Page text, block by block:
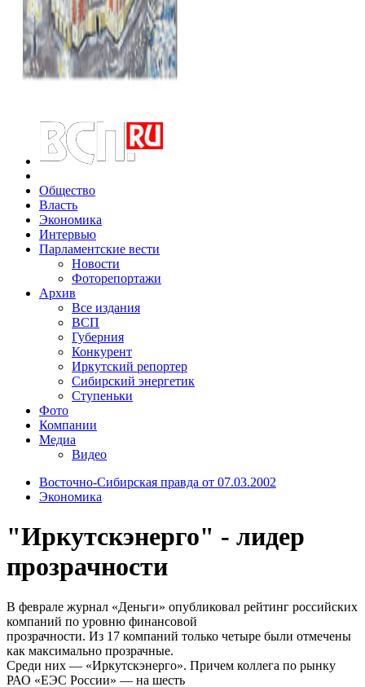
Общество
Власть
Экономика
Интервью
Парламентские вести
Новости
Фоторепортажи
Архив
Все издания
ВСП
Губерния
Конкурент
Иркутский репортер
Сибирский энергетик
Ступеньки
Фото
Компании
Медиа
Видео
Восточно-Сибирская правда от 07.03.2002
Экономика
"Иркутскэнерго" - лидер
прозрачности
В феврале журнал «Деньги» опубликовал рейтинг российских
компаний по уровню финансовой
прозрачности. Из 17 компаний только четыре были отмечены
как максимально прозрачные.
Среди них — «Иркутскэнерго». Причем коллега по рынку
РАО «ЕЭС России» — на шесть